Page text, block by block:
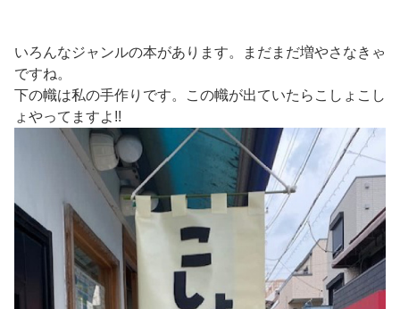
いろんなジャンルの本があります。まだまだ増やさなきゃ
ですね。
下の幟は私の手作りです。この幟が出ていたらこしょこし
ょやってますよ!!